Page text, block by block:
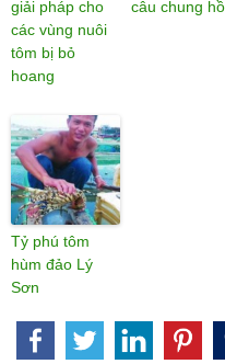
giải pháp cho
các vùng nuôi
tôm bị bỏ
hoang
câu chung hồ
Tỷ phú tôm
hùm đảo Lý
Sơn